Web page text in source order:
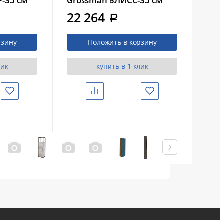
Избранное
универсальный, графит
матовый (303546)
22 264 a
Положить в корзину
купить в 1 клик
Сравнить Избранное